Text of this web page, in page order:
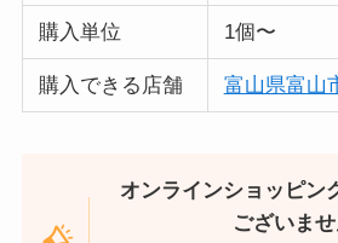
購入単位 1個〜
購入できる店舗 富山県富山
オンラインショッピン
ございませ